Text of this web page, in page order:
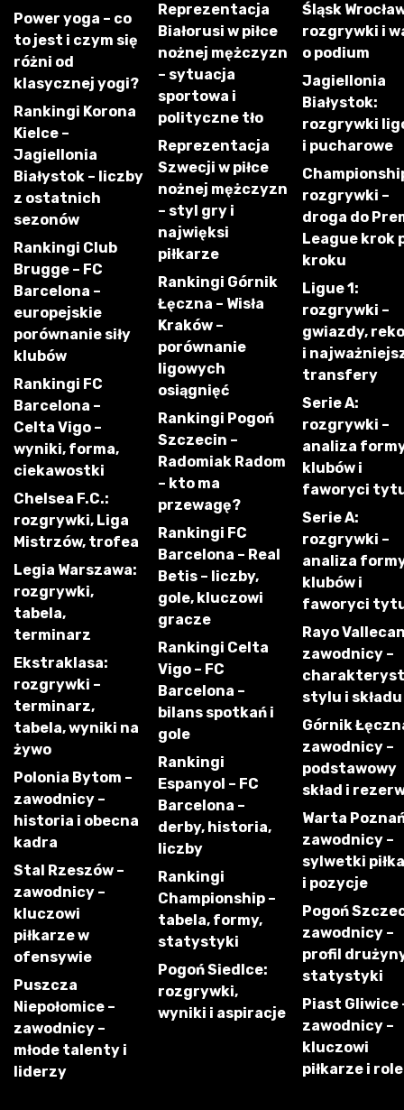
Power yoga – co
to jest i czym się
różni od
klasycznej yogi?
Rankingi Korona
Kielce –
Jagiellonia
Białystok – liczby
z ostatnich
sezonów
Rankingi Club
Brugge – FC
Barcelona –
europejskie
porównanie siły
klubów
Rankingi FC
Barcelona –
Celta Vigo –
wyniki, forma,
ciekawostki
Chelsea F.C.:
rozgrywki, Liga
Mistrzów, trofea
Legia Warszawa:
rozgrywki,
tabela,
terminarz
Ekstraklasa:
rozgrywki –
terminarz,
tabela, wyniki na
żywo
Polonia Bytom –
zawodnicy –
historia i obecna
kadra
Stal Rzeszów –
zawodnicy –
kluczowi
piłkarze w
ofensywie
Puszcza
Niepołomice –
zawodnicy –
młode talenty i
liderzy
Reprezentacja
Białorusi w piłce
nożnej mężczyzn
– sytuacja
sportowa i
polityczne tło
Reprezentacja
Szwecji w piłce
nożnej mężczyzn
– styl gry i
najwięksi
piłkarze
Rankingi Górnik
Łęczna – Wisła
Kraków –
porównanie
ligowych
osiągnięć
Rankingi Pogoń
Szczecin –
Radomiak Radom
– kto ma
przewagę?
Rankingi FC
Barcelona – Real
Betis – liczby,
gole, kluczowi
gracze
Rankingi Celta
Vigo – FC
Barcelona –
bilans spotkań i
gole
Rankingi
Espanyol – FC
Barcelona –
derby, historia,
liczby
Rankingi
Championship –
tabela, formy,
statystyki
Pogoń Siedlce:
rozgrywki,
wyniki i aspiracje
Śląsk
rozgrywki i
o podium
Jagiellonia
Białystok:
rozgrywki
i pucharowe
rozgrywki –
droga do
League krok
kroku
Ligue 1:
rozgrywki –
gwiazdy,
i
transfery
Serie A:
rozgrywki –
analiza
klubów i
faworyci
Serie A:
rozgrywki –
analiza
klubów i
faworyci
Rayo
zawodnicy –
stylu i składu
Górnik
zawodnicy –
podstawowy
skład i
Warta
zawodnicy –
sylwetki
i pozycje
Pogoń
zawodnicy –
profil
statystyki
Piast Gliwice
zawodnicy –
kluczowi
piłkarze i role